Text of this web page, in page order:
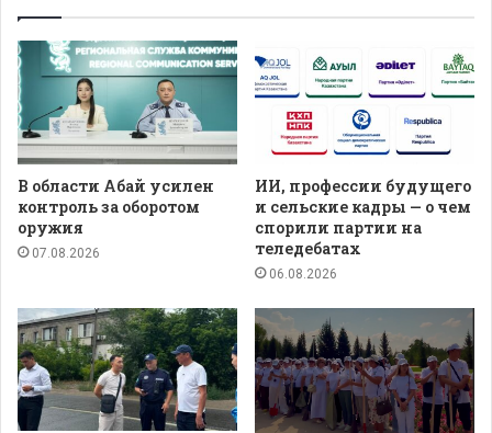
В области Абай усилен
контроль за оборотом
оружия
07.08.2026
ИИ, профессии будущего
и сельские кадры — о чем
спорили партии на
теледебатах
06.08.2026